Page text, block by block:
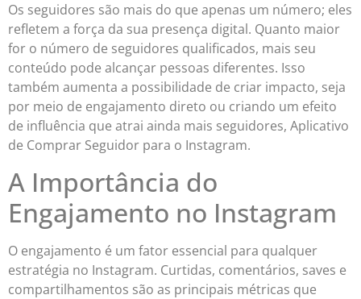
Os seguidores são mais do que apenas um número; eles
refletem a força da sua presença digital. Quanto maior
for o número de seguidores qualificados, mais seu
conteúdo pode alcançar pessoas diferentes. Isso
também aumenta a possibilidade de criar impacto, seja
por meio de engajamento direto ou criando um efeito
de influência que atrai ainda mais seguidores, Aplicativo
de Comprar Seguidor para o Instagram.
A Importância do
Engajamento no Instagram
O engajamento é um fator essencial para qualquer
estratégia no Instagram. Curtidas, comentários, saves e
compartilhamentos são as principais métricas que